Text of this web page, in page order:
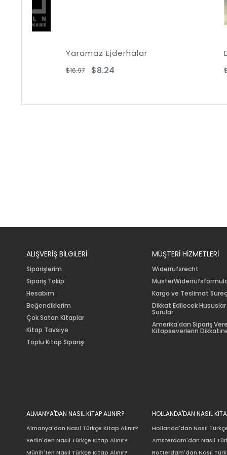
Yaramaz Ejderhalar
$8.24
ALIŞVERİŞ BİLGiLERİ
Siparişlerim
Sipariş Takip
Hesabım
Beğendiklerim
Çok Satan Kitaplar
Kitap Tavsiye
Toplu Kitap Siparişi
MÜŞTERİ HİZMETLERİ
Widerrufsrecht
Kargo ve Teslimat
Dikkat Edilecek Hususlar
Sorular
Amerika'dan Sipariş
Kitapseverlerin
ALMANYA'DAN NASIL KİTAP ALINIR?
Almanya'dan Nasıl Türkçe Kitap Alınır?
Berlin'den Nasıl Türkçe Kitap Alınır?
Münih'ten Nasıl Türkçe Kitap Alınır?
HOLLANDA'DAN NASIL
Hollanda'dan Nasıl
Amsterdam'dan Nasıl
Rotterdam'dan Nasıl